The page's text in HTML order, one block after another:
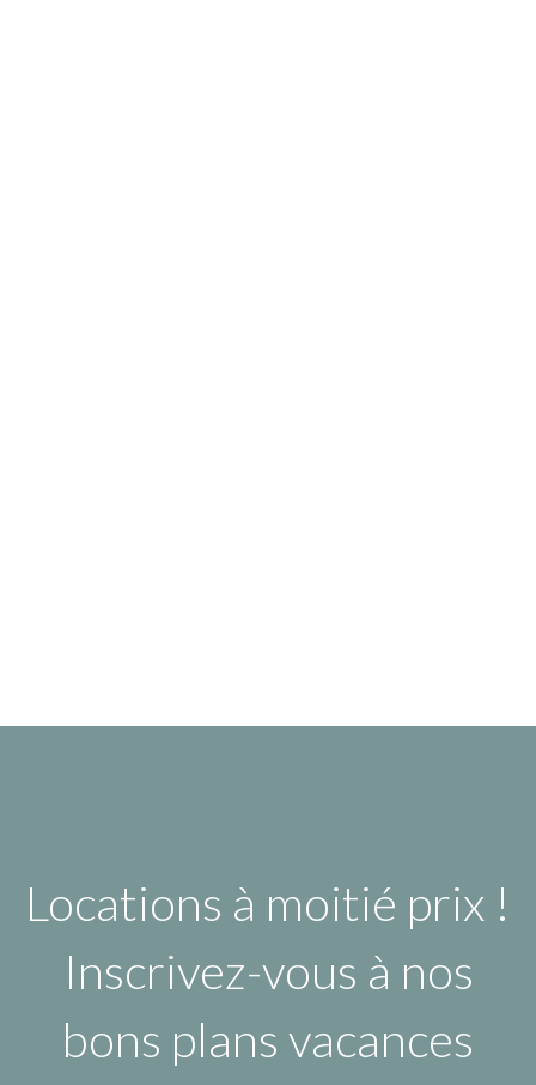
Locations à moitié prix !
Inscrivez-vous à nos
bons plans vacances